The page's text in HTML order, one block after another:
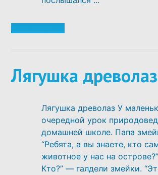
Лягушка древолаз
Лягушка древолаз У
очередной урок
домашней школе. Папа
“Ребята, а вы знаете, кто
животное у нас на
Кто?” — галдели змейки.